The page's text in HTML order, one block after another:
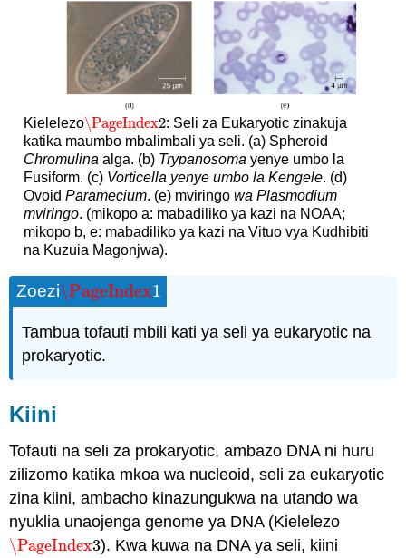
Kielelezo\PageIndex2
\PageIndex2: Seli za Eukaryotic zinakuja
katika maumbo mbalimbali ya seli. (a) Spheroid
Chromulina alga. (b) Trypanosoma yenye umbo la
Fusiform. (c) Vorticella yenye umbo la Kengele. (d)
Ovoid Paramecium. (e) mviringo wa Plasmodium
mviringo. (mikopo a: mabadiliko ya kazi na NOAA;
mikopo b, e: mabadiliko ya kazi na Vituo vya Kudhibiti
na Kuzuia Magonjwa).
Zoezi\PageIndex1
\PageIndex1
Tambua tofauti mbili kati ya seli ya eukaryotic na
prokaryotic.
Kiini
Tofauti na seli za prokaryotic, ambazo DNA ni huru
zilizomo katika mkoa wa nucleoid, seli za eukaryotic
zina kiini, ambacho kinazungukwa na utando wa
nyuklia unaojenga genome ya DNA (Kielelezo
\PageIndex3
\PageIndex3). Kwa kuwa na DNA ya seli, kiini